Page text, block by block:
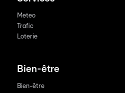
Meteo
Trafic
Loterie
Bien-être
Bien-être